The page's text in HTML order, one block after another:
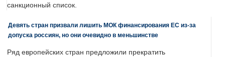
санкционный список.
Девять стран призвали лишить МОК финансирования ЕС из-за
допуска россиян, но они очевидно в меньшинстве
Ряд европейских стран предложили прекратить